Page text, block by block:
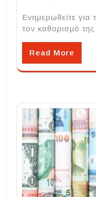
Ενημερωθείτε για
τον καθορισμό
Read More